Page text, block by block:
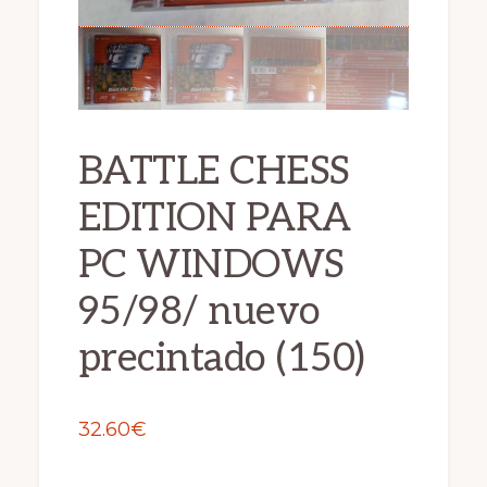
BATTLE CHESS
EDITION PARA
PC WINDOWS
95/98/ nuevo
precintado (150)
32.60€